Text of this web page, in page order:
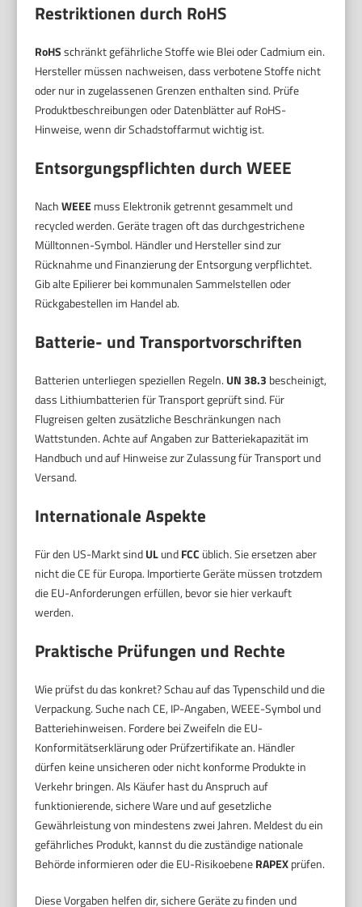
Restriktionen durch RoHS
RoHSschränkt gefährliche Stoffe wie Blei oder Cadmium ein.
Hersteller müssen nachweisen, dass verbotene Stoffe nicht
oder nur in zugelassenen Grenzen enthalten sind. Prüfe
Produktbeschreibungen oder Datenblätter auf RoHS-
Hinweise, wenn dir Schadstoffarmut wichtig ist.
Entsorgungspflichten durch WEEE
NachWEEEmuss Elektronik getrennt gesammelt und
recycled werden. Geräte tragen oft das durchgestrichene
Mülltonnen-Symbol. Händler und Hersteller sind zur
Rücknahme und Finanzierung der Entsorgung verpflichtet.
Gib alte Epilierer bei kommunalen Sammelstellen oder
Rückgabestellen im Handel ab.
Batterie- und Transportvorschriften
Batterien unterliegen speziellen Regeln. UN 38.3 bescheinigt,
dass Lithiumbatterien für Transport geprüft sind. Für
Flugreisen gelten zusätzliche Beschränkungen nach
Wattstunden. Achte auf Angaben zur Batteriekapazität im
Handbuch und auf Hinweise zur Zulassung für Transport und
Versand.
Internationale Aspekte
Für den US-Markt sindULundFCC üblich. Sie ersetzen aber
nicht die CE für Europa. Importierte Geräte müssen trotzdem
die EU-Anforderungen erfüllen, bevor sie hier verkauft
werden.
Praktische Prüfungen und Rechte
Wie prüfst du das konkret? Schau auf das Typenschild und die
Verpackung. Suche nach CE, IP-Angaben, WEEE-Symbol und
Batteriehinweisen. Fordere bei Zweifeln die EU-
Konformitätserklärung oder Prüfzertifikate an. Händler
dürfen keine unsicheren oder nicht konforme Produkte in
Verkehr bringen. Als Käufer hast du Anspruch auf
funktionierende, sichere Ware und auf gesetzliche
Gewährleistung von mindestens zwei Jahren. Meldest du ein
gefährliches Produkt, kannst du die zuständige nationale
Behörde informieren oder die EU-RisikoebeneRAPEXprüfen.
Diese Vorgaben helfen dir, sichere Geräte zu finden und